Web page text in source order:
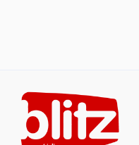
content